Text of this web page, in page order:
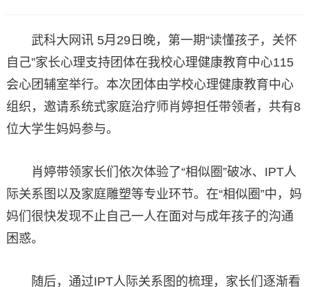
武科大网讯 5月29日晚，第一期“读懂孩子，关怀
自己”家长心理支持团体在我校心理健康教育中心115
会心团辅室举行。本次团体由学校心理健康教育中心
组织，邀请系统式家庭治疗师肖婷担任带领者，共有8
位大学生妈妈参与。
肖婷带领家长们依次体验了“相似圈”破冰、IPT人
际关系图以及家庭雕塑等专业环节。在“相似圈”中，妈
妈们很快发现不止自己一人在面对与成年孩子的沟通
困惑。
随后，通过IPT人际关系图的梳理，家长们逐渐看